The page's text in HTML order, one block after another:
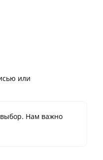
или
выбор. Нам важно